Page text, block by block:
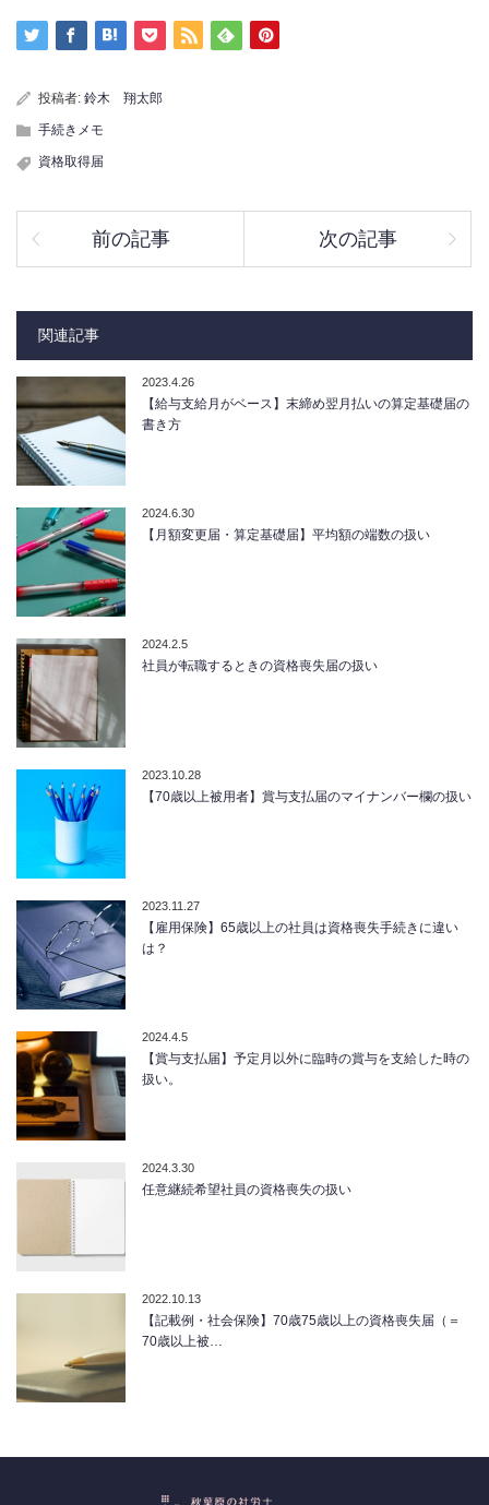
投稿者: 鈴木 翔太郎
手続きメモ
資格取得届
前の記事 次の記事
関連記事
2023.4.26
【給与支給月がベース】末締め翌月払いの算定基礎届の
書き方
2024.6.30
【月額変更届・算定基礎届】平均額の端数の扱い
2024.2.5
社員が転職するときの資格喪失届の扱い
2023.10.28
【70歳以上被用者】賞与支払届のマイナンバー欄の扱い
2023.11.27
【雇用保険】65歳以上の社員は資格喪失手続きに違い
は？
2024.4.5
【賞与支払届】予定月以外に臨時の賞与を支給した時の
扱い。
2024.3.30
任意継続希望社員の資格喪失の扱い
2022.10.13
【記載例・社会保険】70歳75歳以上の資格喪失届（＝
70歳以上被…